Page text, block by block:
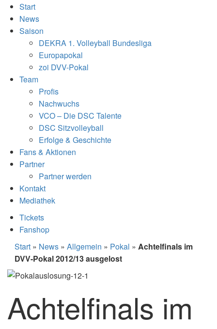
Start
News
Saison
DEKRA 1. Volleyball Bundesliga
Europapokal
zoi DVV-Pokal
Team
Profis
Nachwuchs
VCO – Die DSC Talente
DSC Sitzvolleyball
Erfolge & Geschichte
Fans & Aktionen
Partner
Partner werden
Kontakt
Mediathek
Tickets
Fanshop
Start » News » Allgemein » Pokal » Achtelfinals im
DVV-Pokal 2012/13 ausgelost
Achtelfinals im